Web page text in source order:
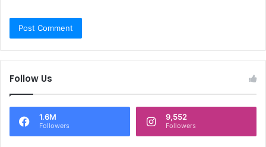
Follow Us
1.6M
Followers
9,552
Followers